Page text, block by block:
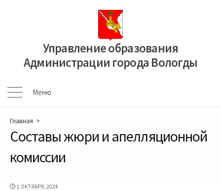
Управление образования
Администрации города Вологды
Меню
Меню
Главная >
Составы жюри и апелляционной
комиссии
ДАТА
1 ОКТЯБРЯ, 2024